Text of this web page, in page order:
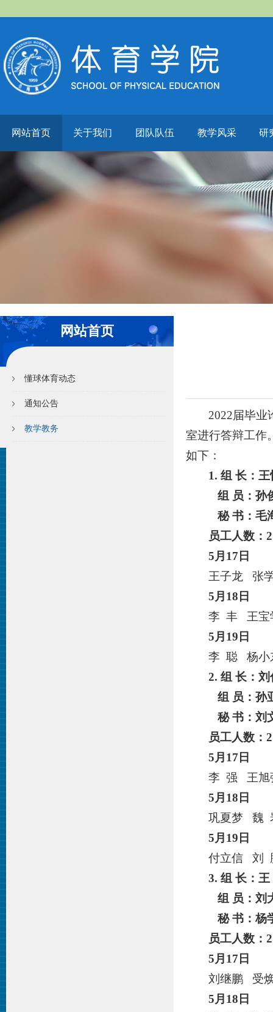
网站首页 关于我们 团队队伍 教学风采 研
网站首页
懂球体育动态
通知公告
教学教务
2022届毕
室进行答辩工作
如下：
1. 组 长： 王
组 员：孙
秘 书：毛
员工人数：
5月 17 日
王子龙 张
5月 18 日
李 丰 王
5月 19 日
李 聪 杨
2. 组 长：刘
组 员：孙
秘 书：刘
员工人数：
5月 17 日
李 强 王旭
5月 18 日
巩夏梦 魏
5月 19 日
付立信 刘
3. 组 长：
组 员：刘
秘 书：杨
员工人数：
5月 17 日
刘继鹏 受
5月 18 日